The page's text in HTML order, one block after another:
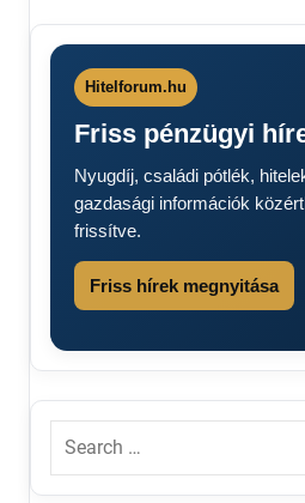
Hitelforum.hu
Friss pénzügyi
Nyugdíj, családi pótlék,
gazdasági információk
frissítve.
Friss hírek megnyitása
Search